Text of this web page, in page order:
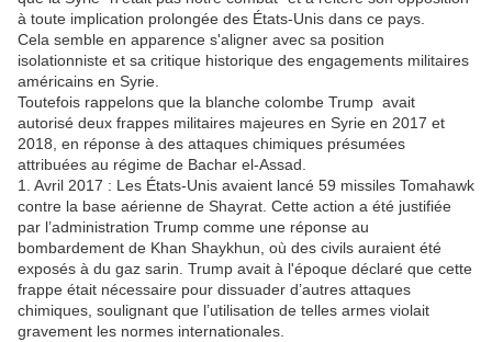
à toute implication prolongée des États-Unis dans ce pays.
Cela semble en apparence s'aligner avec sa position
isolationniste et sa critique historique des engagements militaires
américains en Syrie.
Toutefois rappelons que la blanche colombe Trump avait
autorisé deux frappes militaires majeures en Syrie en 2017 et
2018, en réponse à des attaques chimiques présumées
attribuées au régime de Bachar el-Assad.
1. Avril 2017 : Les États-Unis avaient lancé 59 missiles Tomahawk
contre la base aérienne de Shayrat. Cette action a été justifiée
par l’administration Trump comme une réponse au
bombardement de Khan Shaykhun, où des civils auraient été
exposés à du gaz sarin. Trump avait à l'époque déclaré que cette
frappe était nécessaire pour dissuader d’autres attaques
chimiques, soulignant que l’utilisation de telles armes violait
gravement les normes internationales.